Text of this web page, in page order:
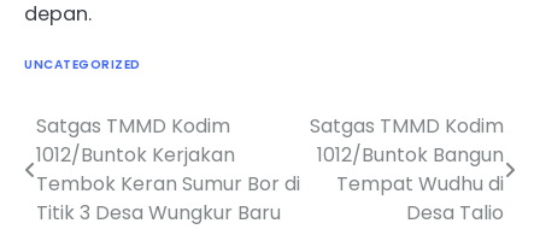
depan.
UNCATEGORIZED
Navigasi
pos
Satgas TMMD Kodim
1012/Buntok Kerjakan
Tembok Keran Sumur Bor di
Titik 3 Desa Wungkur Baru
Satgas TMMD Kodim
1012/Buntok Bangun
Tempat Wudhu di
Desa Talio